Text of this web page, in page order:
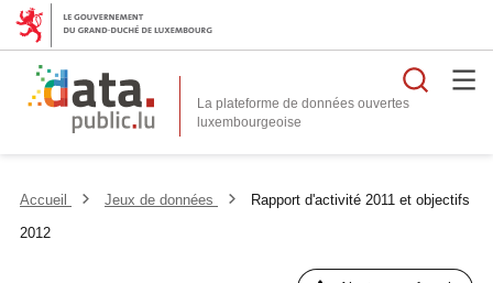
La plateforme de données ouvertes
Accueil Jeux de données
Rapport d'activité 2011 et objectifs
2012